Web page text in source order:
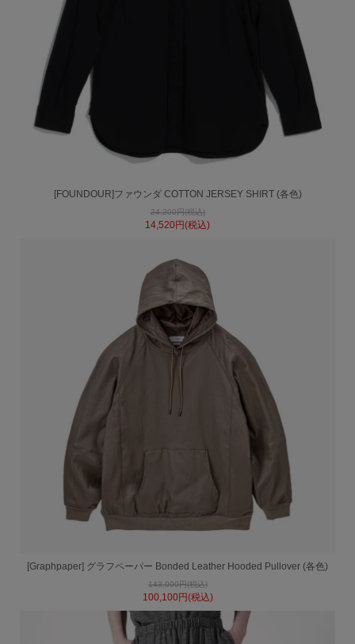
[FOUNDOUR]ファウンダ COTTON JERSEY SHIRT (各色)
24,200円(税込)
14,520円(税込)
[Graphpaper] グラフペーパー Bonded Leather Hooded Pullover (各色)
143,000円(税込)
100,100円(税込)